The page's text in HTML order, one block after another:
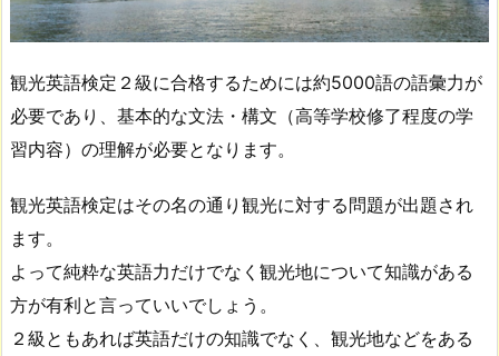
観光英語検定２級に合格するためには約5000語の語彙力が
必要であり、基本的な文法・構文（高等学校修了程度の学
習内容）の理解が必要となります。
観光英語検定はその名の通り観光に対する問題が出題され
ます。
よって純粋な英語力だけでなく観光地について知識がある
方が有利と言っていいでしょう。
２級ともあれば英語だけの知識でなく、観光地などをある